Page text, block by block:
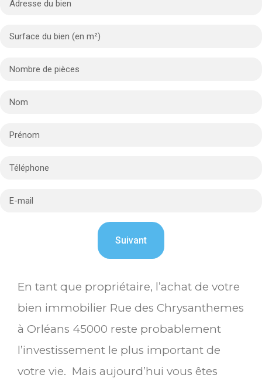
En tant que propriétaire, l’achat de votre
bien immobilier Rue des Chrysanthemes
à Orléans 45000 reste probablement
l’investissement le plus important de
votre vie. Mais aujourd’hui vous êtes